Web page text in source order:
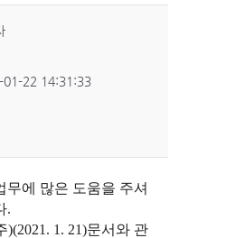
01-22 14:31:33
무에 많은 도움을 주셔
.
)(2021. 1. 21)문서와 관